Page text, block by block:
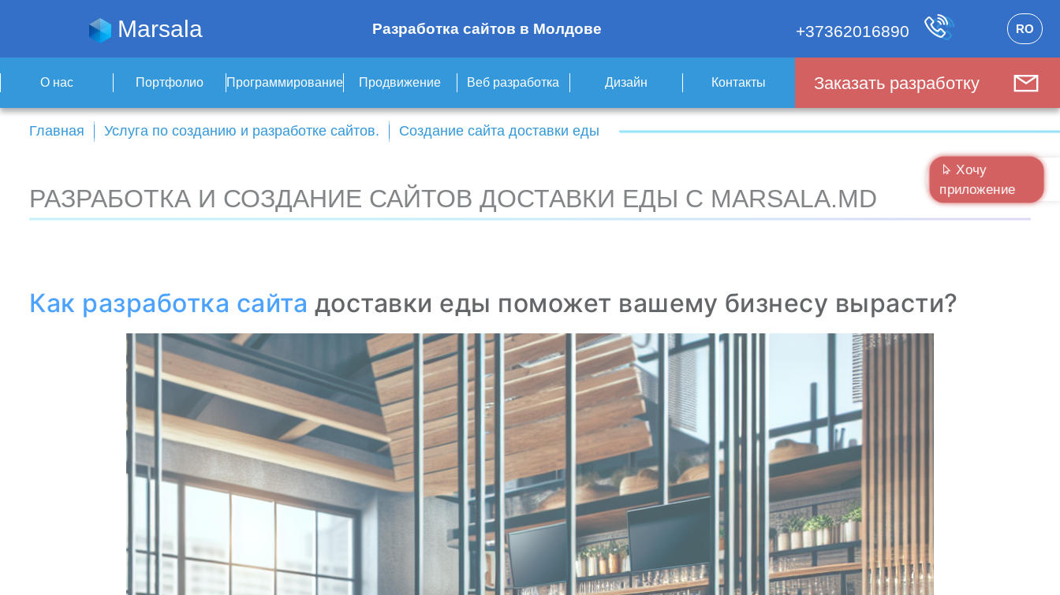
Marsala Разработка сайтов в Молдове +37362016890 RO
О нас Портфолио Программирование Продвижение Веб разработка Дизайн Контакты Заказать разработку
Главная Услуга по созданию и разработке сайтов. Создание сайта доставки еды
РАЗРАБОТКА И СОЗДАНИЕ САЙТОВ ДОСТАВКИ ЕДЫ С MARSALA.MD
Как разработка сайта доставки еды поможет вашему бизнесу вырасти?
Хочу
приложение